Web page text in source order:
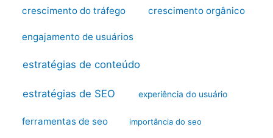
crescimento do tráfego crescimento orgânico
engajamento de usuários
estratégias de conteúdo
estratégias de SEO experiência do usuário
ferramentas de seo importância do seo